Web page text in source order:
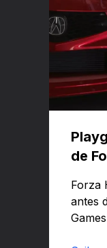
de
Forza
antes